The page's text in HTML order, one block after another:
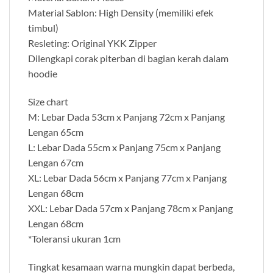
Material Sablon: High Density (memiliki efek
timbul)
Resleting: Original YKK Zipper
Dilengkapi corak piterban di bagian kerah dalam
hoodie
Size chart
M: Lebar Dada 53cm x Panjang 72cm x Panjang
Lengan 65cm
L: Lebar Dada 55cm x Panjang 75cm x Panjang
Lengan 67cm
XL: Lebar Dada 56cm x Panjang 77cm x Panjang
Lengan 68cm
XXL: Lebar Dada 57cm x Panjang 78cm x Panjang
Lengan 68cm
*Toleransi ukuran 1cm
Tingkat kesamaan warna mungkin dapat berbeda,